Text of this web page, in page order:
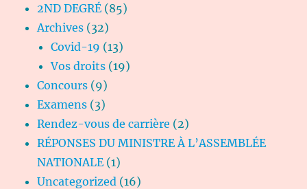
2ND DEGRÉ (85)
Archives (32)
Covid-19 (13)
Vos droits (19)
Concours (9)
Examens (3)
Rendez-vous de carrière (2)
RÉPONSES DU MINISTRE À L’ASSEMBLÉE
NATIONALE (1)
Uncategorized (16)